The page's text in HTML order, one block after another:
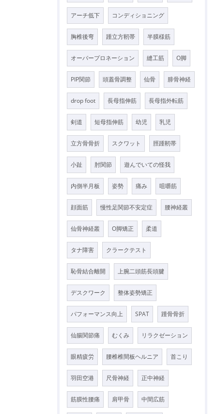
アーチ低下 コンディショニング
胸椎後弯 踵立方靭帯 半膜様筋
オーバープロネーション 縫工筋 O脚
PIP関節 頭蓋骨調整 仙骨 腓骨神経
drop foot 長母指伸筋 長母指外転筋
剣道 短母指伸筋 幼児 乳児
立方骨骨折 スクワット 脛踵靭帯
小趾 肘関節 遊んでいての怪我
内側半月板 姿勢 痛み 咀嚼筋
顔面筋 慢性足関節不安定症 腰神経叢
仙骨神経叢 O脚矯正 柔道
タナ障害 クラークテスト
恥骨結合離開 上腕二頭筋長頭腱
デスクワーク 整体姿勢矯正
パフォーマンス向上 SPAT 踵骨骨折
仙腸関節痛 むくみ リラクゼーション
眼精疲労 腰椎椎間板ヘルニア 首こり
羽田空港 尺骨神経 正中神経
筋膜性腰痛 肩甲骨 中間広筋